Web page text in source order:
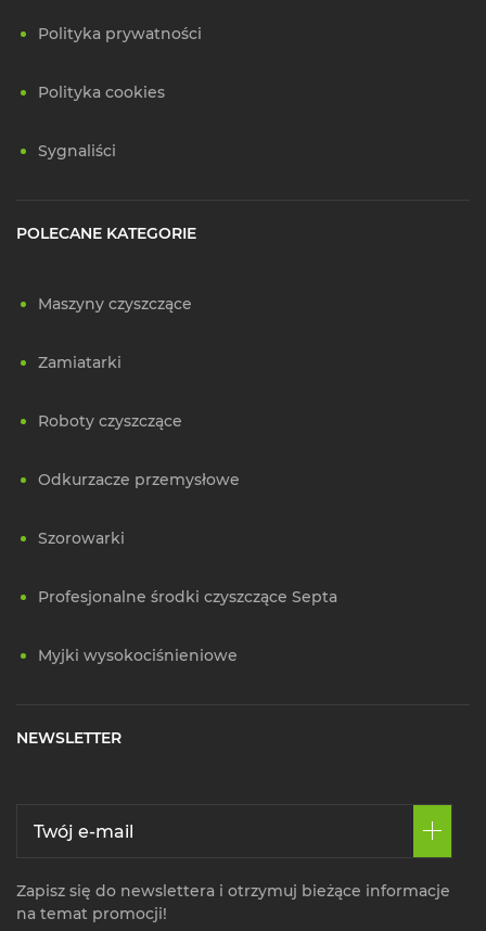
Polityka prywatności
Polityka cookies
Sygnaliści
POLECANE KATEGORIE
Maszyny czyszczące
Zamiatarki
Roboty czyszczące
Odkurzacze przemysłowe
Szorowarki
Profesjonalne środki czyszczące Septa
Myjki wysokociśnieniowe
NEWSLETTER
Zapisz się do newslettera i otrzymuj bieżące informacje
na temat promocji!